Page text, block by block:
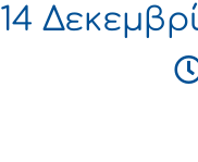
14